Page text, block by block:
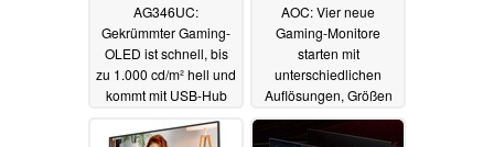
AG346UC:
Gekrümmter Gaming-
OLED ist schnell, bis
zu 1.000 cd/m² hell und
kommt mit USB-Hub
AOC: Vier neue
Gaming-Monitore
starten mit
unterschiedlichen
Auflösungen, Größen
und auch als Curved-
Modelle12.09.2024